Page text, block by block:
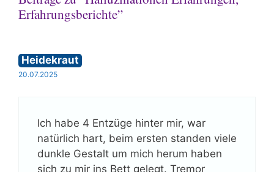
Erfahrungsberichte”
Heidekraut
20.07.2025
Ich habe 4 Entzüge hinter mir, war
natürlich hart, beim ersten standen viele
dunkle Gestalt um mich herum haben
sich zu mir ins Bett gelegt. Tremor